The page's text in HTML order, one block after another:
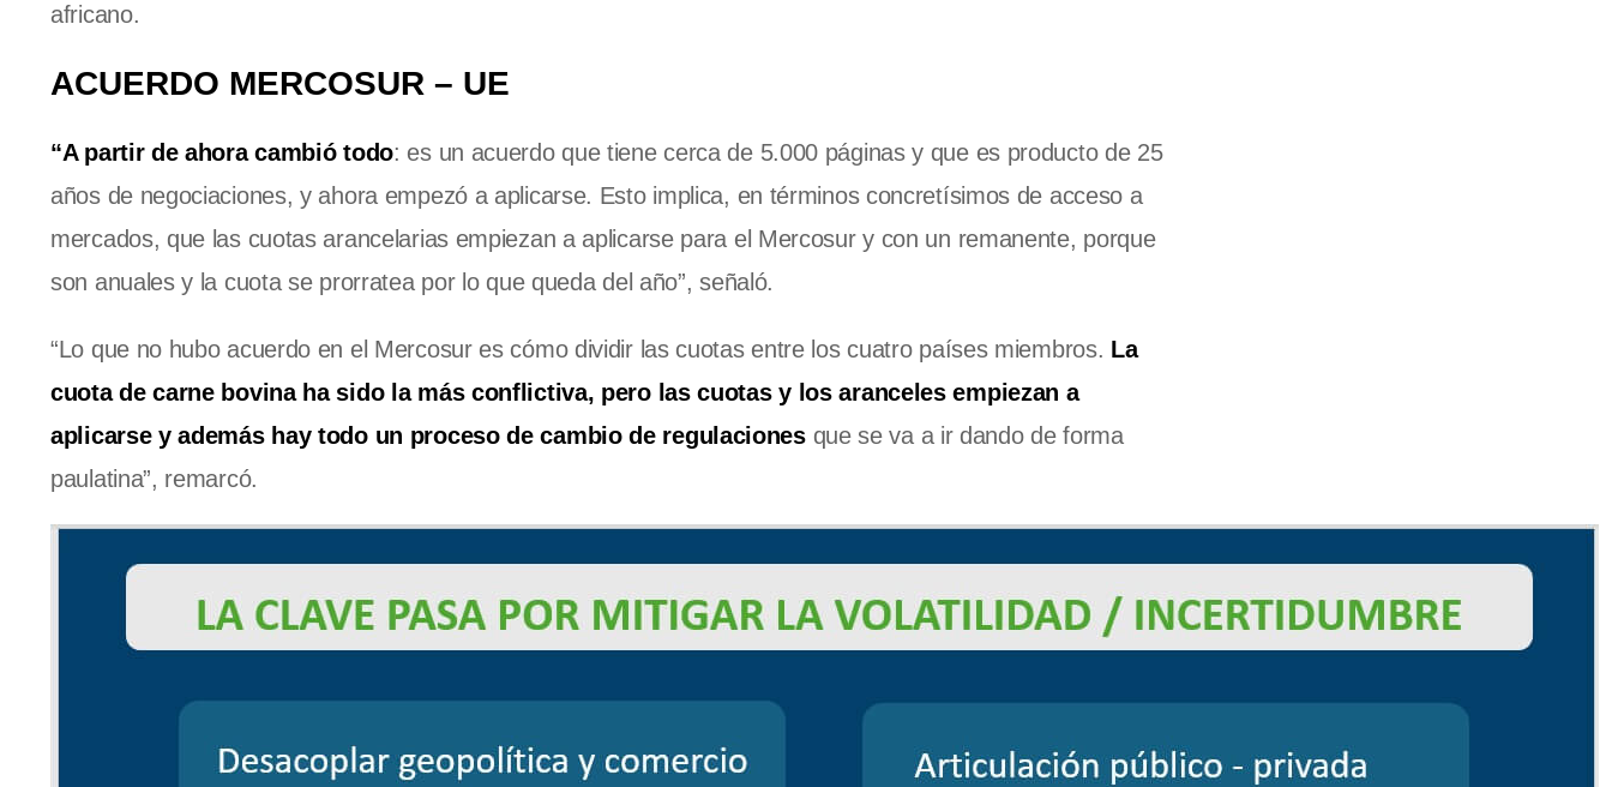
africano.
ACUERDO MERCOSUR – UE
“A partir de ahora cambió todo: es un acuerdo que tiene cerca de 5.000 páginas y que es producto de 25
años de negociaciones, y ahora empezó a aplicarse. Esto implica, en términos concretísimos de acceso a
mercados, que las cuotas arancelarias empiezan a aplicarse para el Mercosur y con un remanente, porque
son anuales y la cuota se prorratea por lo que queda del año”, señaló.
“Lo que no hubo acuerdo en el Mercosur es cómo dividir las cuotas entre los cuatro países miembros. La
cuota de carne bovina ha sido la más conflictiva, pero las cuotas y los aranceles empiezan a
aplicarse y además hay todo un proceso de cambio de regulacionesque se va a ir dando de forma
paulatina”, remarcó.